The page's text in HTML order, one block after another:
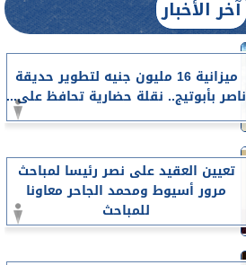
آخر الأخبار
ميزانية 16 مليون جنيه لتطوير حديقة
ناصر بأبوتيج.. نقلة حضارية تحافظ على...
تعيين العقيد على نصر رئيسا لمباحث
مرور أسيوط ومحمد الجاحر معاونا
للمباحث